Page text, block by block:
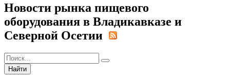
Новости рынка пищевого
оборудования в Владикавказе и
Северной Осетии
Найти